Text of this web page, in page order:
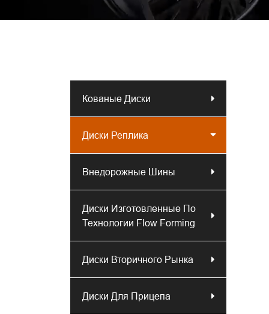
Кованые Диски
Диски Реплика
Внедорожные Шины
Диски Изготовленные По
Технологии Flow Forming
Диски Вторичного Рынка
Диски Для Прицепа